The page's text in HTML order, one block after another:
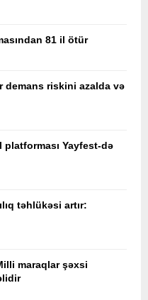
81 il ötür
demans riskini azalda və
Yayfest-də
təhlükəsi artır:
maraqlar şəxsi